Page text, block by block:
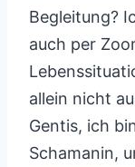
Begleitung?
auch per
allein nicht
Gentis, ich
Schamanin,